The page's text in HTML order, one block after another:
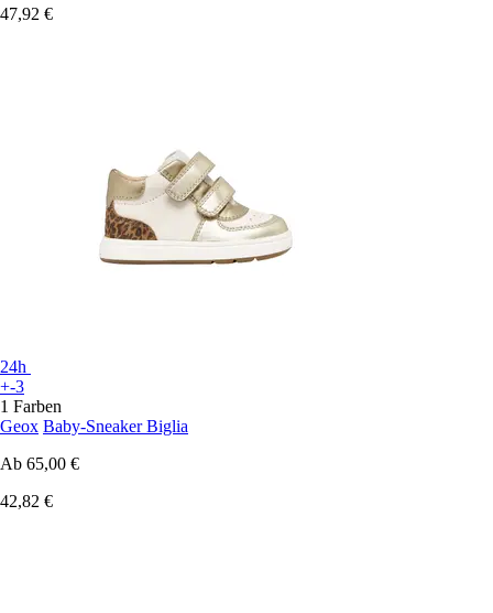
47,92 €
24h
+-3
1 Farben
Geox Baby-Sneaker Biglia
Ab 65,00 €
42,82 €